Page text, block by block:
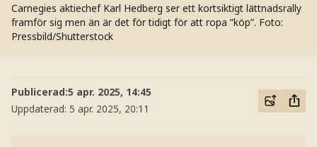
Carnegies aktiechef Karl Hedberg ser ett kortsiktigt lättnadsrally
framför sig men än är det för tidigt för att ropa ”köp”. Foto:
Pressbild/Shutterstock
Publicerad:5 apr. 2025, 14:45
Uppdaterad: 5 apr. 2025, 20:11